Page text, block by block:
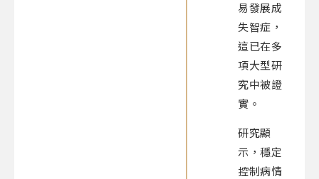
易發展成
失智症，
這已在多
項大型研
究中被證
實。
研究顯
示，穩定
控制病情